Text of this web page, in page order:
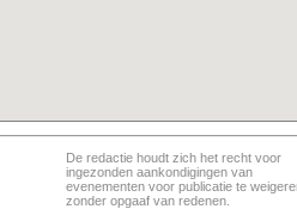
De redactie houdt zich het recht voor
ingezonden aankondigingen van
evenementen voor publicatie te
zonder opgaaf van redenen.